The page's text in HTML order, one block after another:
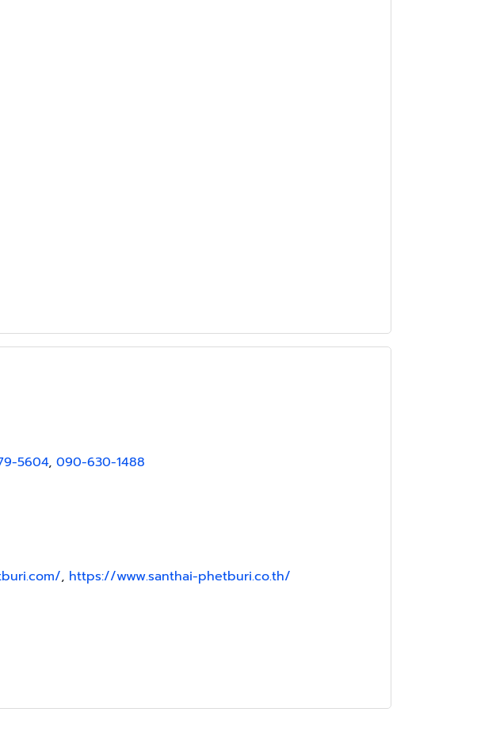
5604, 090-630-1488
, https://www.santhai-phetburi.co.th/